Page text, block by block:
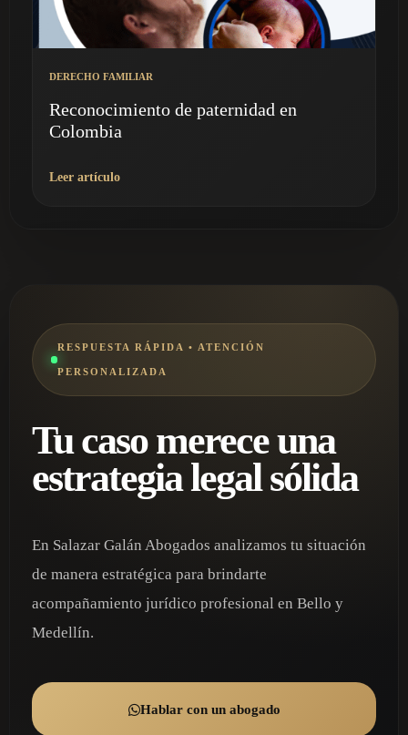
DERECHO FAMILIAR
Reconocimiento de paternidad en
Colombia
Leer artículo
RESPUESTA RÁPIDA • ATENCIÓN
PERSONALIZADA
Tu caso merece una
estrategia legal sólida
En Salazar Galán Abogados analizamos tu situación
de manera estratégica para brindarte
acompañamiento jurídico profesional en Bello y
Medellín.
Hablar con un abogado